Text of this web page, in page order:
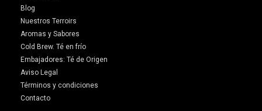
Blog
Nuestros Terroirs
Aromas y Sabores
Cold Brew. Té en frío
Embajadores: Té de Origen
Aviso Legal
Términos y condiciones
Contacto